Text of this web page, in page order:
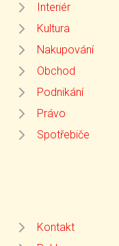
Interiér
Kultura
Nakupování
Obchod
Podnikání
Právo
Spotřebiče
Kontakt